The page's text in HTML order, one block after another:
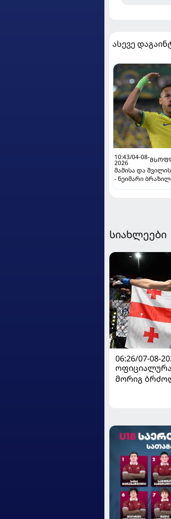
ასევე
10:43/04-08-
2026
მამისა და
- ნეიმარი
სიახლეები
06:26/07-08-
მორიგ